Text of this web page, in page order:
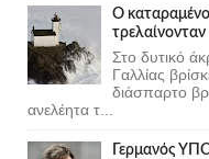
Ο
Στο δυτικό
Γαλλίας
διάσπαρτο
ανελέητα τ...
Γερμανός